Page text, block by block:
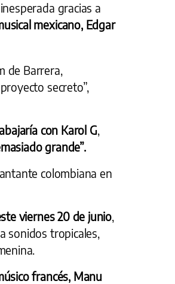
gracias a
mexicano, Edgar
de Barrera,
secreto”,
con Karol G,
grande”.
colombiana en
viernes 20 de junio
sonidos tropicales,
francés, Manu